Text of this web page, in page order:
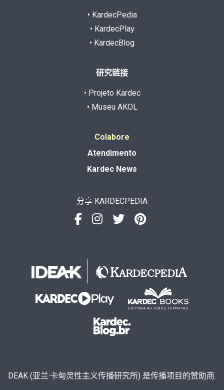
• KardecPedia
• KardecPlay
• KardecBlog
研究链接
• Projeto Kardec
• Museu AKOL
Colabore
Atendimento
Kardec News
分享 KARDECPEDIA
DEAK (亚兰·卡甸灵性主义传播研究所) 是传播项目的赞助商.